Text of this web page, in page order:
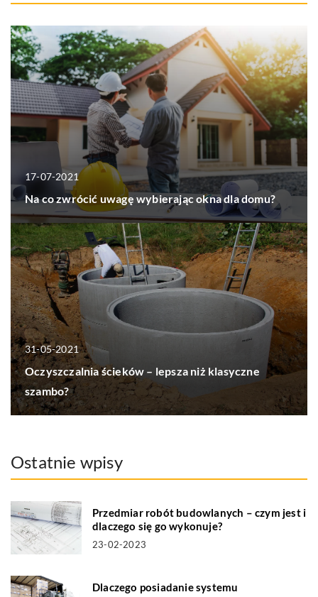
17-07-2021
Na co zwrócić uwagę wybierając okna dla domu?
31-05-2021
Oczyszczalnia ścieków – lepsza niż klasyczne
szambo?
Ostatnie wpisy
Przedmiar robót budowlanych – czym jest i
dlaczego się go wykonuje?
23-02-2023
Dlaczego posiadanie systemu